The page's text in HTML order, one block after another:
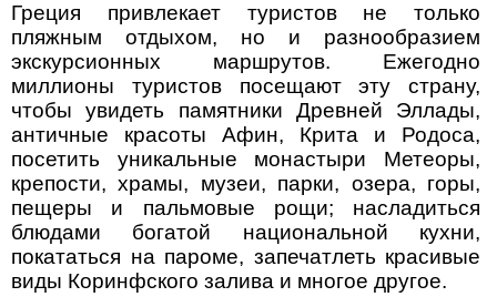
Греция привлекает туристов не только
пляжным отдыхом, но и разнообразием
экскурсионных маршрутов. Ежегодно
миллионы туристов посещают эту страну,
чтобы увидеть памятники Древней Эллады,
античные красоты Афин, Крита и Родоса,
посетить уникальные монастыри Метеоры,
крепости, храмы, музеи, парки, озера, горы,
пещеры и пальмовые рощи; насладиться
блюдами богатой национальной кухни,
покататься на пароме, запечатлеть красивые
виды Коринфского залива и многое другое.